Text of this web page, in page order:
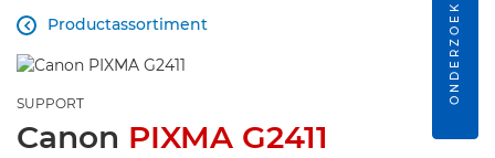
Productassortiment

SUPPORT
Canon PIXMA G2411
ONDERZOEK